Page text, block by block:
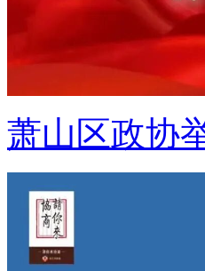
萧山区政协